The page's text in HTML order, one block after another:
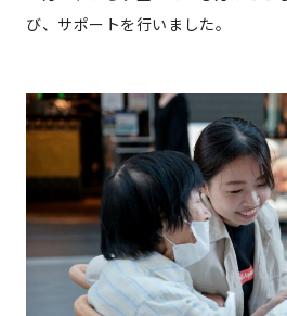
び、サポートを行いました。